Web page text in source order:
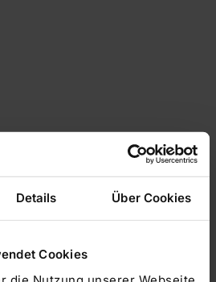
Details Über Cookies
Cookies